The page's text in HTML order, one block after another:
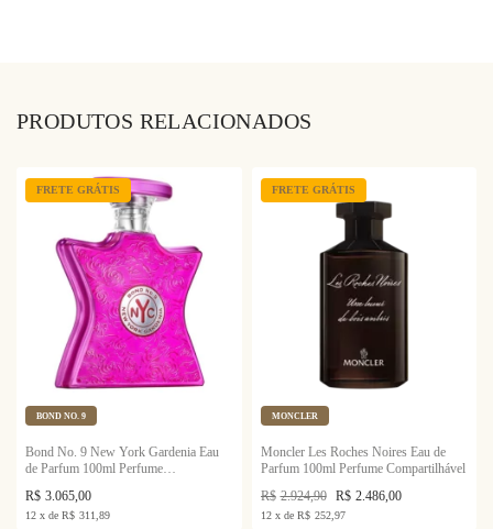
PRODUTOS RELACIONADOS
FRETE GRÁTIS
BOND NO. 9
Bond No. 9 New York Gardenia Eau
de Parfum 100ml Perfume
R$ 3.065,00
12 x de R$ 311,89
FRETE GRÁTIS
MONCLER
Moncler Les Roches Noires Eau de
Parfum 100ml Perfume Compartilhável
R$ 2.486,00
R$ 2.924,90
12 x de R$ 252,97